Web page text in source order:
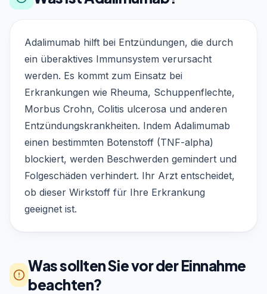
Adalimumab hilft bei Entzündungen, die durch
ein überaktives Immunsystem verursacht
werden. Es kommt zum Einsatz bei
Erkrankungen wie Rheuma, Schuppenflechte,
Morbus Crohn, Colitis ulcerosa und anderen
Entzündungskrankheiten. Indem Adalimumab
einen bestimmten Botenstoff (TNF-alpha)
blockiert, werden Beschwerden gemindert und
Folgeschäden verhindert. Ihr Arzt entscheidet,
ob dieser Wirkstoff für Ihre Erkrankung
geeignet ist.
Was sollten Sie vor der Einnahme
beachten?